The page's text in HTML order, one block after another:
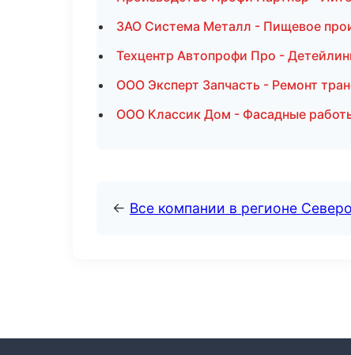
ЗАО Система Металл - Пищевое
Техцентр Автопрофи Про -
ООО Эксперт Запчасть - Ремонт
ООО Классик Дом - Фасадные
← Все компании в регионе